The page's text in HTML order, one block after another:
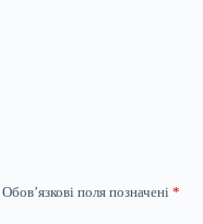
Обов’язкові поля позначені *